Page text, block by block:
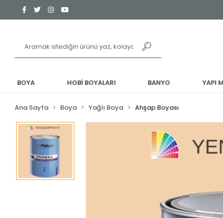
BOYA HOBİ BOYALARI BANYO YAPI
Ana Sayfa Boya Yağlı Boya Ahşap Boyası